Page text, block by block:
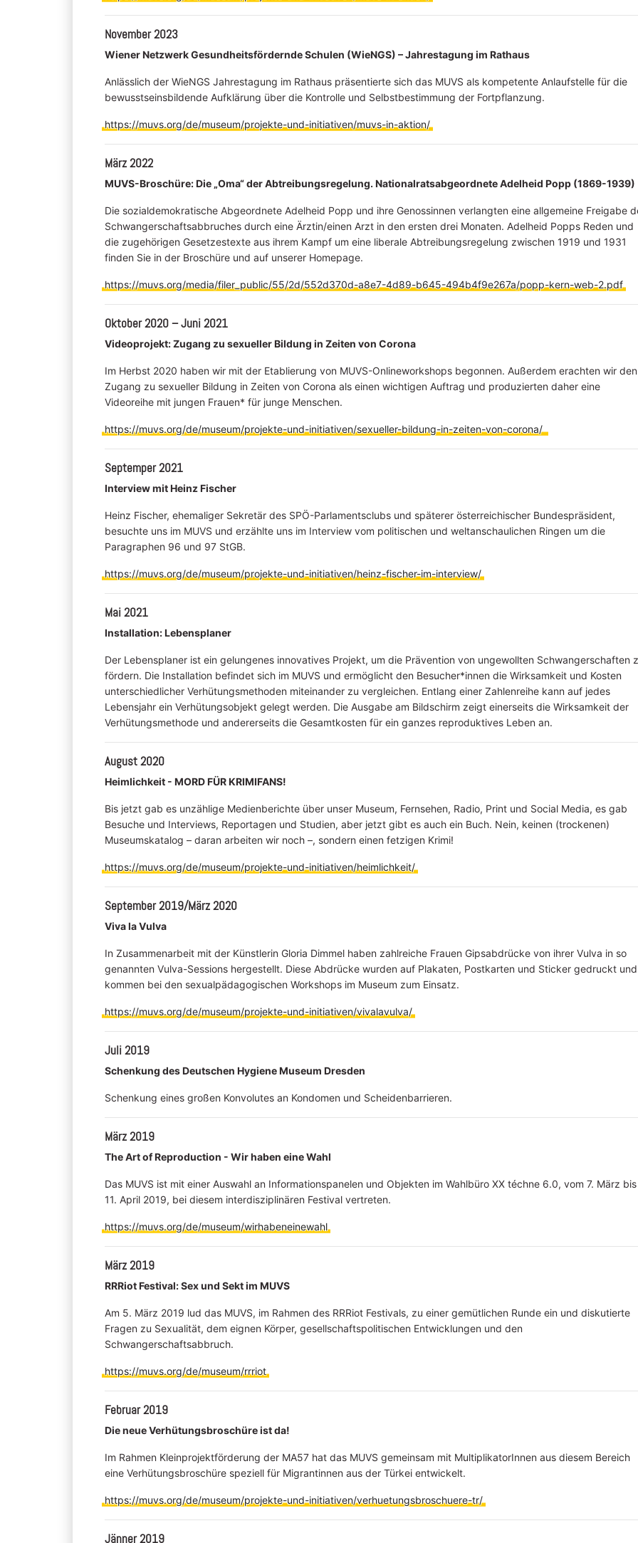
November 2023
Wiener Netzwerk Gesundheitsfördernde Schulen (WieNGS) – Jahrestagung im Rathaus
Anlässlich der WieNGS Jahrestagung im Rathaus präsentierte sich das MUVS als kompetente Anlaufstelle für die
bewusstseinsbildende Aufklärung über die Kontrolle und Selbstbestimmung der Fortpflanzung.
https://muvs.org/de/museum/projekte-und-initiativen/muvs-in-aktion/
März 2022
MUVS-Broschüre: Die „Oma“ der Abtreibungsregelung. Nationalratsabgeordnete Adelheid Popp (1869-1939)
Die sozialdemokratische Abgeordnete Adelheid Popp und ihre Genossinnen verlangten eine allgemeine Freigabe
Schwangerschaftsabbruches durch eine Ärztin/einen Arzt in den ersten drei Monaten. Adelheid Popps Reden und
die zugehörigen Gesetzestexte aus ihrem Kampf um eine liberale Abtreibungsregelung zwischen 1919 und 1931
finden Sie in der Broschüre und auf unserer Homepage.
https://muvs.org/media/filer_public/55/2d/552d370d-a8e7-4d89-b645-494b4f9e267a/popp-kern-web-2.pdf
Oktober 2020 – Juni 2021
Videoprojekt: Zugang zu sexueller Bildung in Zeiten von Corona
Im Herbst 2020 haben wir mit der Etablierung von MUVS-Onlineworkshops begonnen. Außerdem erachten wir den
Zugang zu sexueller Bildung in Zeiten von Corona als einen wichtigen Auftrag und produzierten daher eine
Videoreihe mit jungen Frauen* für junge Menschen.
https://muvs.org/de/museum/projekte-und-initiativen/sexueller-bildung-in-zeiten-von-corona/
Septemper 2021
Interview mit Heinz Fischer
Heinz Fischer, ehemaliger Sekretär des SPÖ-Parlamentsclubs und späterer österreichischer Bundespräsident,
besuchte uns im MUVS und erzählte uns im Interview vom politischen und weltanschaulichen Ringen um die
Paragraphen 96 und 97 StGB.
https://muvs.org/de/museum/projekte-und-initiativen/heinz-fischer-im-interview/
Mai 2021
Installation: Lebensplaner
Der Lebensplaner ist ein gelungenes innovatives Projekt, um die Prävention von ungewollten Schwangerschaften
fördern. Die Installation befindet sich im MUVS und ermöglicht den Besucher*innen die Wirksamkeit und Kosten
unterschiedlicher Verhütungsmethoden miteinander zu vergleichen. Entlang einer Zahlenreihe kann auf jedes
Lebensjahr ein Verhütungsobjekt gelegt werden. Die Ausgabe am Bildschirm zeigt einerseits die Wirksamkeit der
Verhütungsmethode und andererseits die Gesamtkosten für ein ganzes reproduktives Leben an.
August 2020
Heimlichkeit - MORD FÜR KRIMIFANS!
Bis jetzt gab es unzählige Medienberichte über unser Museum, Fernsehen, Radio, Print und Social Media, es gab
Besuche und Interviews, Reportagen und Studien, aber jetzt gibt es auch ein Buch. Nein, keinen (trockenen)
Museumskatalog – daran arbeiten wir noch –, sondern einen fetzigen Krimi!
https://muvs.org/de/museum/projekte-und-initiativen/heimlichkeit/
September 2019/März 2020
Viva la Vulva
In Zusammenarbeit mit der Künstlerin Gloria Dimmel haben zahlreiche Frauen Gipsabdrücke von ihrer Vulva in so
genannten Vulva-Sessions hergestellt. Diese Abdrücke wurden auf Plakaten, Postkarten und Sticker gedruckt und
kommen bei den sexualpädagogischen Workshops im Museum zum Einsatz.
https://muvs.org/de/museum/projekte-und-initiativen/vivalavulva/
Juli 2019
Schenkung des Deutschen Hygiene Museum Dresden
Schenkung eines großen Konvolutes an Kondomen und Scheidenbarrieren.
März 2019
The Art of Reproduction - Wir haben eine Wahl
Das MUVS ist mit einer Auswahl an Informationspanelen und Objekten im Wahlbüro XX téchne 6.0, vom 7. März bis
11. April 2019, bei diesem interdisziplinären Festival vertreten.
https://muvs.org/de/museum/wirhabeneinewahl
März 2019
RRRiot Festival: Sex und Sekt im MUVS
Am 5. März 2019 lud das MUVS, im Rahmen des RRRiot Festivals, zu einer gemütlichen Runde ein und diskutierte
Fragen zu Sexualität, dem eignen Körper, gesellschaftspolitischen Entwicklungen und den
Schwangerschaftsabbruch.
https://muvs.org/de/museum/rrriot
Februar 2019
Die neue Verhütungsbroschüre ist da!
Im Rahmen Kleinprojektförderung der MA57 hat das MUVS gemeinsam mit MultiplikatorInnen aus diesem Bereich
eine Verhütungsbroschüre speziell für Migrantinnen aus der Türkei entwickelt.
https://muvs.org/de/museum/projekte-und-initiativen/verhuetungsbroschuere-tr/
Jänner 2019